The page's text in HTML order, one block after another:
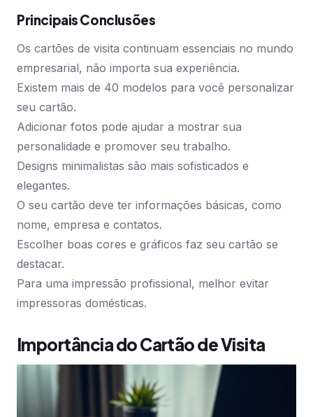
Principais Conclusões
Os cartões de visita continuam essenciais no mundo
empresarial, não importa sua experiência.
Existem mais de 40 modelos para você personalizar
seu cartão.
Adicionar fotos pode ajudar a mostrar sua
personalidade e promover seu trabalho.
Designs minimalistas são mais sofisticados e
elegantes.
O seu cartão deve ter informações básicas, como
nome, empresa e contatos.
Escolher boas cores e gráficos faz seu cartão se
destacar.
Para uma impressão profissional, melhor evitar
impressoras domésticas.
Importância do Cartão de Visita